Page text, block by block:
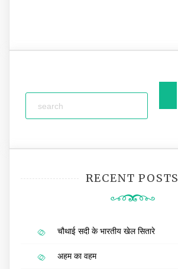
RECENT POSTS
चौथाई सदी के भारतीय खेल सितारे
अहम का वहम